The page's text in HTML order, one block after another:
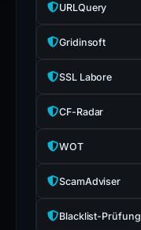
URLQuery
Gridinsoft
SSL Labore
CF-Radar
WOT
ScamAdviser
Blacklist-Prüfung